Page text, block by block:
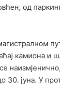
од
камиона и
30. јуна. У